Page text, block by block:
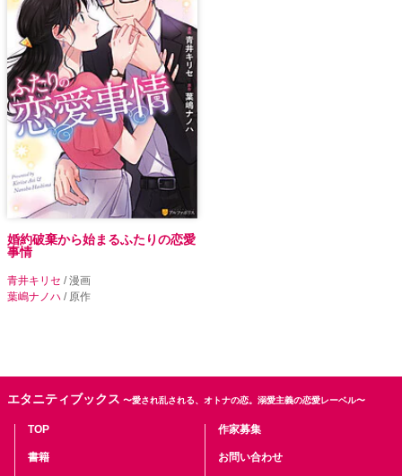
婚約破棄から始まるふたりの恋愛
事情
青井キリセ / 漫画
葉嶋ナノハ / 原作
エタニティブックス 〜愛され乱される、オトナの恋。溺愛主義の恋愛レーベル〜
TOP
書籍
作家募集
お問い合わせ